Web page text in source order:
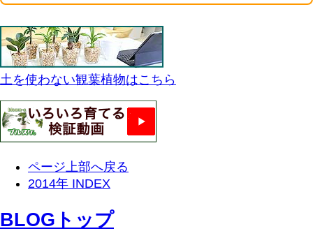
土を使わない観葉植物はこちら
ページ上部へ戻る
2014年 INDEX
BLOGトップ